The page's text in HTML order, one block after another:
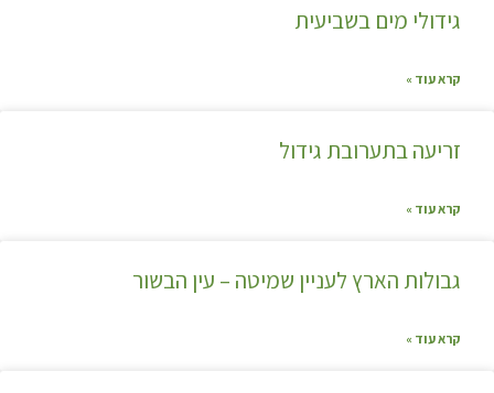
גידולי מים בשביעית
קרא עוד »
זריעה בתערובת גידול
קרא עוד »
גבולות הארץ לעניין שמיטה – עין הבשור
קרא עוד »